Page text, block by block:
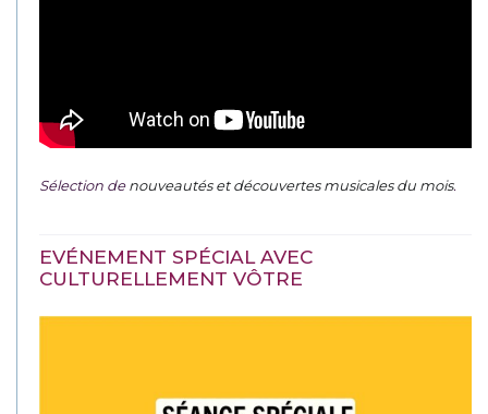
Sélection denouveautés et découvertes musicales du mois.
EVÉNEMENT SPÉCIAL AVEC
CULTURELLEMENT VÔTRE